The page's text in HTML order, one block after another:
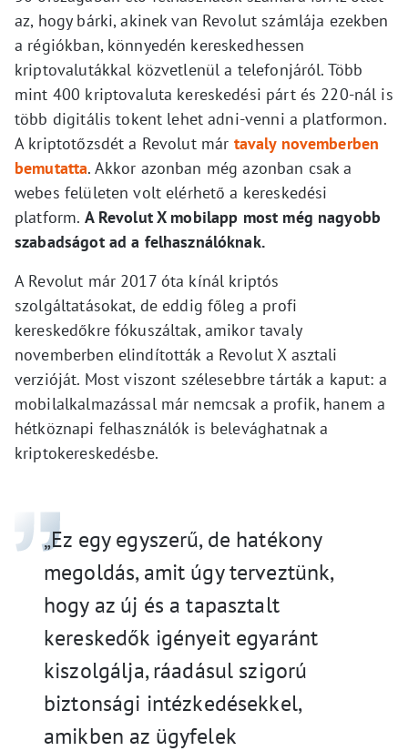
az, hogy bárki, akinek van Revolut számlája ezekben
a régiókban, könnyedén kereskedhessen
kriptovalutákkal közvetlenül a telefonjáról. Több
mint 400 kriptovaluta kereskedési párt és 220-nál is
több digitális tokent lehet adni-venni a platformon.
A kriptotőzsdét a Revolut már tavaly novemberben
bemutatta. Akkor azonban még azonban csak a
webes felületen volt elérhető a kereskedési
platform. A Revolut X mobilapp most még nagyobb
szabadságot ad a felhasználóknak.
A Revolut már 2017 óta kínál kriptós
szolgáltatásokat, de eddig főleg a profi
kereskedőkre fókuszáltak, amikor tavaly
novemberben elindították a Revolut X asztali
verzióját. Most viszont szélesebbre tárták a kaput: a
mobilalkalmazással már nemcsak a profik, hanem a
hétköznapi felhasználók is belevághatnak a
kriptokereskedésbe.
„Ez egy egyszerű, de hatékony
megoldás, amit úgy terveztünk,
hogy az új és a tapasztalt
kereskedők igényeit egyaránt
kiszolgálja, ráadásul szigorú
biztonsági intézkedésekkel,
amikben az ügyfelek